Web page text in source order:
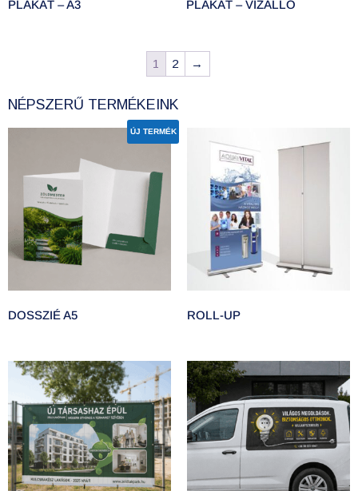
PLAKÁT – A3 PLAKÁT – VÍZÁLLÓ
1 2 →
NÉPSZERŰ TERMÉKEINK
ÚJ TERMÉK
DOSSZIÉ A5 ROLL-UP